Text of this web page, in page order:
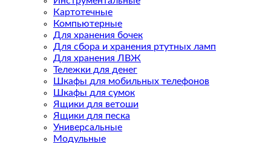
Картотечные
Компьютерные
Для хранения бочек
Для сбора и хранения ртутных ламп
Для хранения ЛВЖ
Тележки для денег
Шкафы для мобильных телефонов
Шкафы для сумок
Ящики для ветоши
Ящики для песка
Универсальные
Модульные